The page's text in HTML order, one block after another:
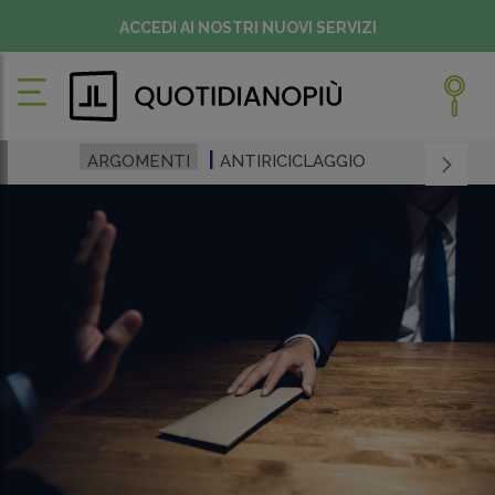
ACCEDI AI NOSTRI NUOVI SERVIZI
ARGOMENTI ANTIRICICLAGGIO